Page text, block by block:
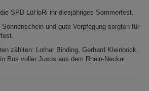
SPD LüHoRi ihr diesjähriges Sommerfest.
und gute Verpfegung sorgten für
zählten: Lothar Binding, Gerhard Kleinböck,
Bus voller Jusos aus dem Rhein-Neckar